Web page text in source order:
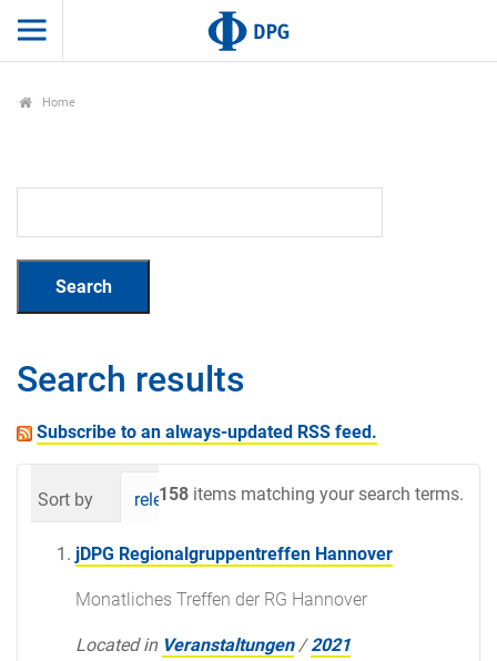
Home
Search results
Subscribe to an always-updated RSS feed.
158 items matching your search terms.
Sort by relevance date (newest first)
jDPG Regionalgruppentreffen Hannover
Monatliches Treffen der RG Hannover
Located in Veranstaltungen /2021